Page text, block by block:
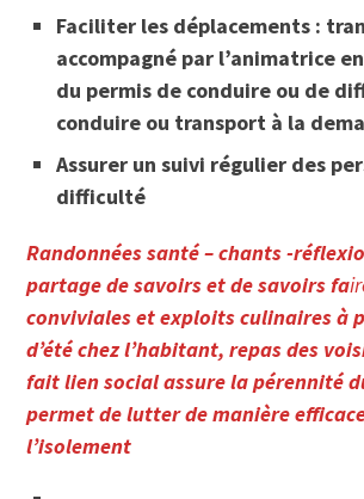
Faciliter les déplacements :
accompagné par l’animatrice
du permis de conduire ou de
conduire ou transport à la
Assurer un suivi régulier des
difficulté
Randonnées santé – chants -
partage de savoirs et de savoirs fa
conviviales et exploits culinaires à
d’été chez l’habitant, repas des
fait lien social assure la pérennité
permet de lutter de manière
l’isolement